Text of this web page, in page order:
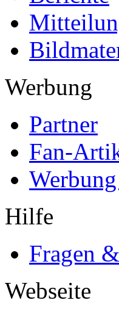
Werbung
Partner
Fan-
Hilfe
Fragen
Webseite